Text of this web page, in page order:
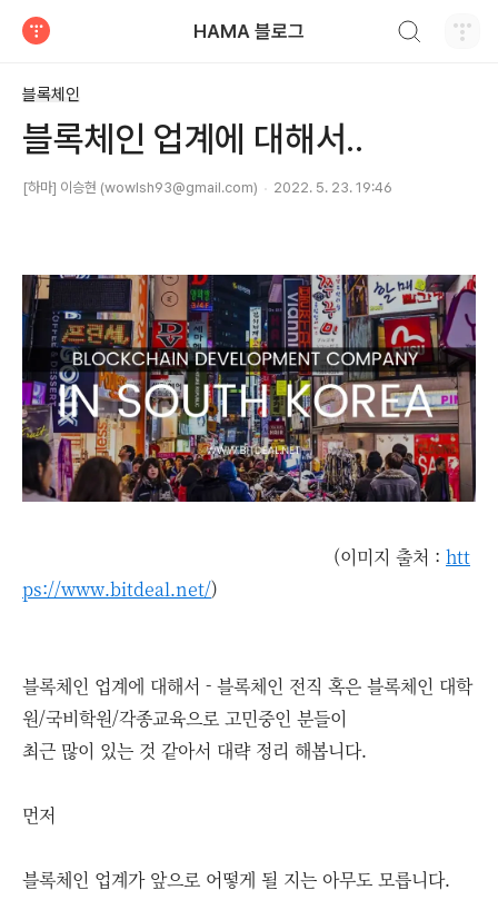
HAMA 블로그
블록체인
블록체인 업계에 대해서..
[하마] 이승현 (wowlsh93@gmail.com) 2022. 5. 23. 19:46
(이미지 출처 : htt
ps://www.bitdeal.net/)
블록체인 업계에 대해서 - 블록체인 전직 혹은 블록체인 대학
원/국비학원/각종교육으로 고민중인 분들이
최근 많이 있는 것 같아서 대략 정리 해봅니다.
먼저
블록체인 업계가 앞으로 어떻게 될 지는 아무도 모릅니다.